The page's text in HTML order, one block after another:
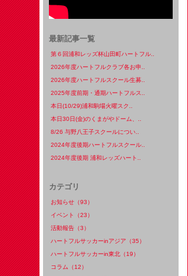
最新記事一覧
第６回浦和レッズ杯山田町ハートフル..
2026年度ハートフルクラブ各お申..
2026年度ハートフルスクール生募..
2025年度前期・通期ハートフルス..
本日(10/29)浦和駒場火曜スク..
本日30日(金)のくまがやドーム、..
8/26 与野八王子スクールについ..
2024年度後期ハートフルスクール..
2024年度後期 浦和レッズハート..
カテゴリ
お知らせ（93）
イベント（23）
活動報告（3）
ハートフルサッカーinアジア（35）
ハートフルサッカーin東北（19）
コラム（12）